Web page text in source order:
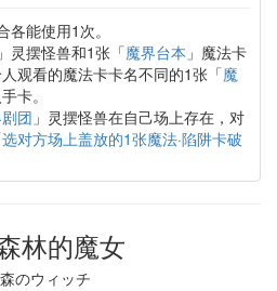
能使用1次。
」灵摆怪兽和1张「魔界台本 」魔法卡
观看的魔法卡卡名不同的1张「魔
卡。
团 」灵摆怪兽在自己场上存在，对
选对方场上盖放的1张魔法·陷阱卡破
林的魔女
のウィッチ